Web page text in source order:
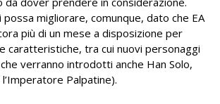
possa migliorare, comunque, dato che EA
più di un mese a disposizione per
caratteristiche, tra cui nuovi personaggi
verranno introdotti anche Han Solo,
Palpatine).